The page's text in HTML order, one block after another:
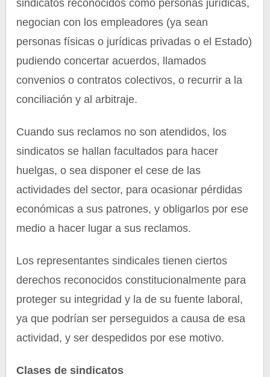
sindicatos reconocidos como personas jurídicas,
negocian con los empleadores (ya sean
personas físicas o jurídicas privadas o el Estado)
pudiendo concertar acuerdos, llamados
convenios o contratos colectivos, o recurrir a la
conciliación y al arbitraje.
Cuando sus reclamos no son atendidos, los
sindicatos se hallan facultados para hacer
huelgas, o sea disponer el cese de las
actividades del sector, para ocasionar pérdidas
económicas a sus patrones, y obligarlos por ese
medio a hacer lugar a sus reclamos.
Los representantes sindicales tienen ciertos
derechos reconocidos constitucionalmente para
proteger su integridad y la de su fuente laboral,
ya que podrían ser perseguidos a causa de esa
actividad, y ser despedidos por ese motivo.
Clases de sindicatos